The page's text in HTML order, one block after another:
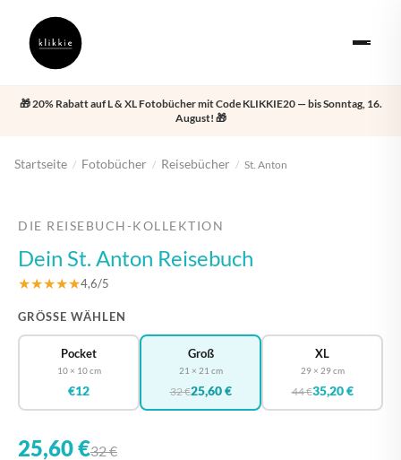
🎁 20% Rabatt auf L & XL Fotobücher mit Code KLIKKIE20 — bis Sonntag, 16.
August! 🎁
Startseite / Fotobücher / Reisebücher / St. Anton
DIE REISEBUCH-KOLLEKTION
Dein St. Anton Reisebuch
★★★★★4,6/5
GRÖSSE WÄHLEN
Pocket
10 × 10 cm
€12
Groß
21 × 21 cm
32 €25,60 €
XL
29 × 29 cm
44 €35,20 €
25,60 €32 €